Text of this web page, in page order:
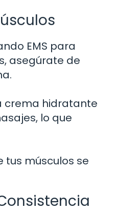
EMS para
asegúrate de
crema hidratante
lo que
tus músculos se